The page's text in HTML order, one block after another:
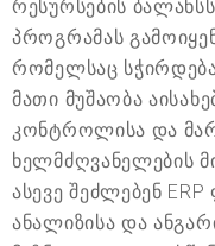
რესურსების
პროგრამას
რომელსაც
მათი მუშაობა
კონტროლისა და
ხელმძღვანელების
ასევე შეძლებენ
ანალიზისა და